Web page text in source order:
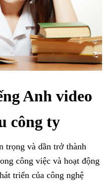
Anh video
công ty
trọng và dần trở thành
công việc và hoạt động
triển của công nghệ